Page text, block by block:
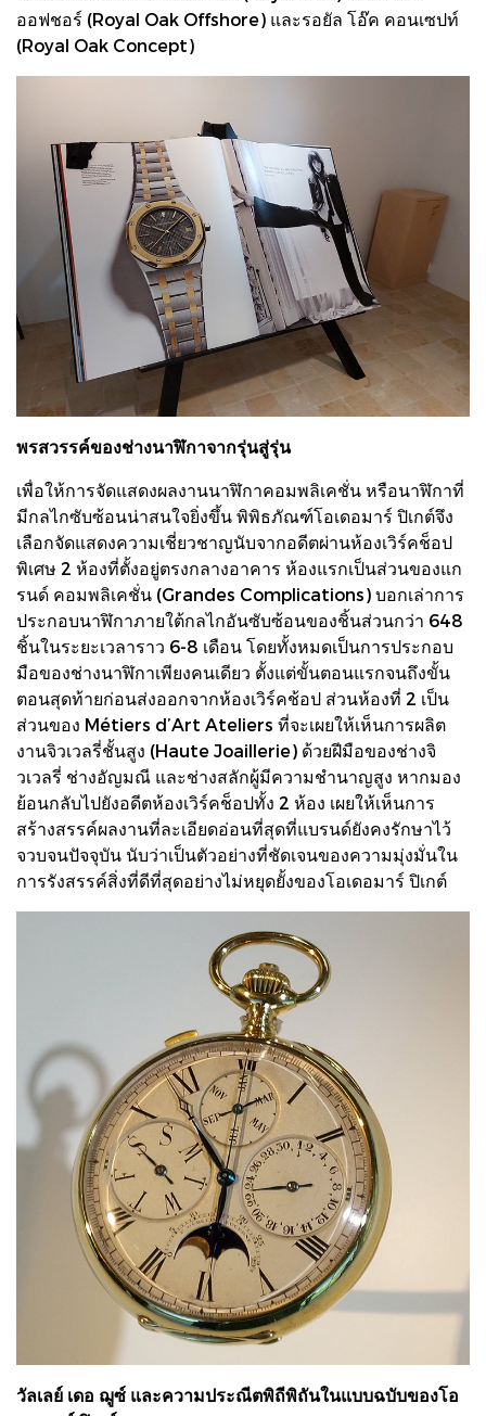
ออฟชอร์ (Royal Oak Offshore) และรอยัล โอ๊ค คอนเซปท์
(Royal Oak Concept)
พรสวรรค์ของช่างนาฬิกาจากรุ่นสู่รุ่น
เพื่อให้การจัดแสดงผลงานนาฬิกาคอมพลิเคชั่น หรือนาฬิกาที่
มีกลไกซับซ้อนน่าสนใจยิ่งขึ้น พิพิธภัณฑ์โอเดอมาร์ ปิเกต์จึง
เลือกจัดแสดงความเชี่ยวชาญนับจากอดีตผ่านห้องเวิร์คช็อป
พิเศษ 2 ห้องที่ตั้งอยู่ตรงกลางอาคาร ห้องแรกเป็นส่วนของแก
รนด์ คอมพลิเคชั่น (Grandes Complications) บอกเล่าการ
ประกอบนาฬิกาภายใต้กลไกอันซับซ้อนของชิ้นส่วนกว่า 648
ชิ้นในระยะเวลาราว 6-8 เดือน โดยทั้งหมดเป็นการประกอบ
มือของช่างนาฬิกาเพียงคนเดียว ตั้งแต่ขั้นตอนแรกจนถึงขั้น
ตอนสุดท้ายก่อนส่งออกจากห้องเวิร์คช้อป ส่วนห้องที่ 2 เป็น
ส่วนของ Métiers d’Art Ateliers ที่จะเผยให้เห็นการผลิต
งานจิวเวลรี่ชั้นสูง (Haute Joaillerie) ด้วยฝีมือของช่างจิ
วเวลรี่ ช่างอัญมณี และช่างสลักผู้มีความชำนาญสูง หากมอง
ย้อนกลับไปยังอดีตห้องเวิร์คช็อปทั้ง 2 ห้อง เผยให้เห็นการ
สร้างสรรค์ผลงานที่ละเอียดอ่อนที่สุดที่แบรนด์ยังคงรักษาไว้
จวบจนปัจจุบัน นับว่าเป็นตัวอย่างที่ชัดเจนของความมุ่งมั่นใน
การรังสรรค์สิ่งที่ดีที่สุดอย่างไม่หยุดยั้งของโอเดอมาร์ ปิเกต์
วัลเลย์ เดอ ฌูซ์ และความประณีตพิถีพิถันในแบบฉบับของโอ